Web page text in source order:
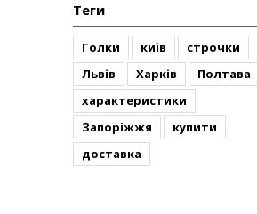
Теги
Голки київ
строчки
Львів
Харків
Полтава
характеристики
Запоріжжя
купити
доставка